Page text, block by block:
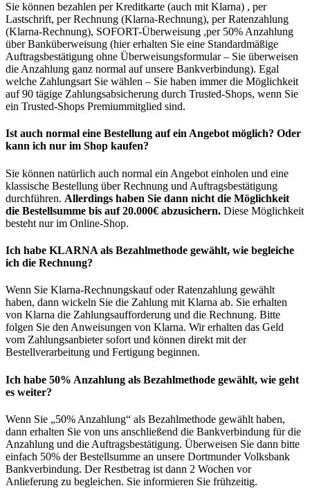
Sie können bezahlen per Kreditkarte (auch mit Klarna) , per
Lastschrift, per Rechnung (Klarna-Rechnung), per Ratenzahlung
(Klarna-Rechnung), SOFORT-Überweisung ,per 50% Anzahlung
über Banküberweisung (hier erhalten Sie eine Standardmäßige
Auftragsbestätigung ohne Überweisungsformular – Sie überweisen
die Anzahlung ganz normal auf unsere Bankverbindung). Egal
welche Zahlungsart Sie wählen – Sie haben immer die Möglichkeit
auf 90 tägige Zahlungsabsicherung durch Trusted-Shops, wenn Sie
ein Trusted-Shops Premiummitglied sind.
Ist auch normal eine Bestellung auf ein Angebot möglich? Oder
kann ich nur im Shop kaufen?
Sie können natürlich auch normal ein Angebot einholen und eine
klassische Bestellung über Rechnung und Auftragsbestätigung
durchführen. Allerdings haben Sie dann nicht die Möglichkeit
die Bestellsumme bis auf 20.000€ abzusichern. Diese Möglichkeit
besteht nur im Online-Shop.
Ich habe KLARNA als Bezahlmethode gewählt, wie begleiche
ich die Rechnung?
Wenn Sie Klarna-Rechnungskauf oder Ratenzahlung gewählt
haben, dann wickeln Sie die Zahlung mit Klarna ab. Sie erhalten
von Klarna die Zahlungsaufforderung und die Rechnung. Bitte
folgen Sie den Anweisungen von Klarna. Wir erhalten das Geld
vom Zahlungsanbieter sofort und können direkt mit der
Bestellverarbeitung und Fertigung beginnen.
Ich habe 50% Anzahlung als Bezahlmethode gewählt, wie geht
es weiter?
Wenn Sie „50% Anzahlung“ als Bezahlmethode gewählt haben,
dann erhalten Sie von uns anschließend die Bankverbindung für die
Anzahlung und die Auftragsbestätigung. Überweisen Sie dann bitte
einfach 50% der Bestellsumme an unsere Dortmunder Volksbank
Bankverbindung. Der Restbetrag ist dann 2 Wochen vor
Anlieferung zu begleichen. Sie informieren Sie frühzeitig.